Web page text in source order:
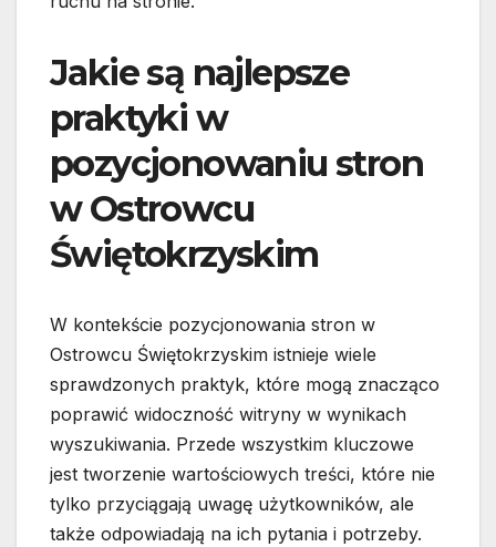
Jakie są najlepsze
praktyki w
pozycjonowaniu stron
w Ostrowcu
Świętokrzyskim
W kontekście pozycjonowania stron w
Ostrowcu Świętokrzyskim istnieje wiele
sprawdzonych praktyk, które mogą znacząco
poprawić widoczność witryny w wynikach
wyszukiwania. Przede wszystkim kluczowe
jest tworzenie wartościowych treści, które nie
tylko przyciągają uwagę użytkowników, ale
także odpowiadają na ich pytania i potrzeby.